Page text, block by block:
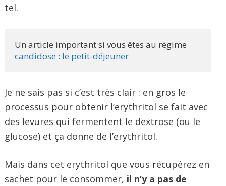
tel.
candidose : le petit-déjeuner
Je ne sais pas si c’est très clair : en gros le
processus pour obtenir l’erythritol se fait avec
des levures qui fermentent le dextrose (ou le
glucose) et ça donne de l’erythritol.
Mais dans cet erythritol que vous récupérez en
sachet pour le consommer, il n’y a pas de